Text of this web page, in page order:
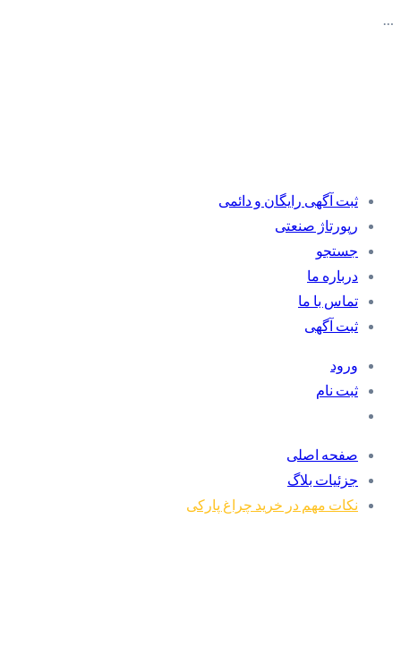
…
ثبت آگهی رایگان و دائمی
رپورتاژ صنعتی
جستجو
درباره ما
تماس با ما
ثبت آگهی
ورود
ثبت نام
صفحه اصلی
جزئیات بلاگ
نکات مهم در خرید چراغ پارکی